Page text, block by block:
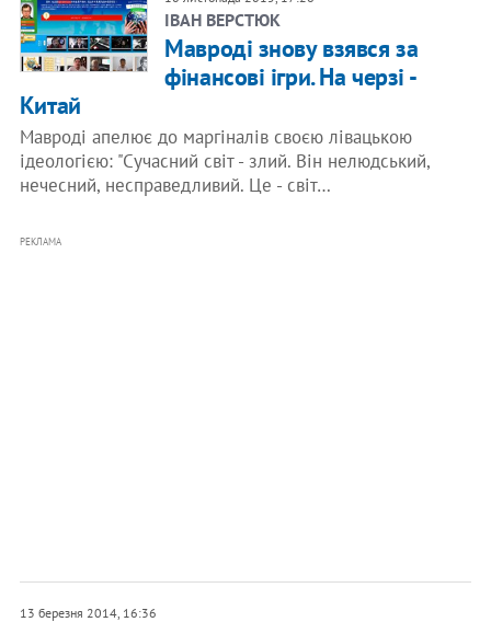
ІВАН ВЕРСТЮК
Мавроді знову взявся за
фінансові ігри. На черзі -
Китай
Мавроді апелює до маргіналів своєю лівацькою
ідеологією: "Сучасний світ - злий. Він нелюдський,
нечесний, несправедливий. Це - світ…
РЕКЛАМА
13 березня 2014, 16:36